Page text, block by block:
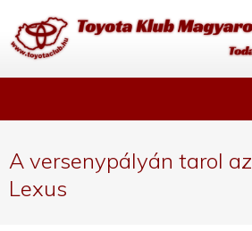
A versenypályán tarol
Lexus